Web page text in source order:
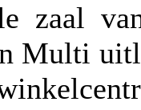
zaal
Multi